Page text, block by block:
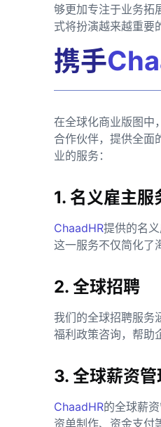
够更加专注于业务拓
式将扮演越来越重要
携手
在全球化商业版图中
合作伙伴，提供全面
业的服务：
1. 名义雇主服
ChaadHR提供的名
这一服务不仅简化了
2. 全球招聘
我们的全球招聘服务
福利政策咨询，帮助
3. 全球薪资管
ChaadHR的全球薪
资单制作、资金支付